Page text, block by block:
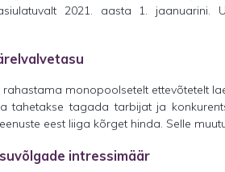
2021. aasta 1.
monopoolsetelt ettevõtetelt
tahetakse tagada tarbijat ja
eest liiga kõrget hinda. Selle
intressimäär